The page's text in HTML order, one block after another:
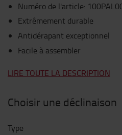
Numéro de l'article:
Extrêmement durable
Antidérapant exceptionnel
Facile à assembler
LIRE TOUTE LA DESCRIPTION
Choisir une déclinaison
Type